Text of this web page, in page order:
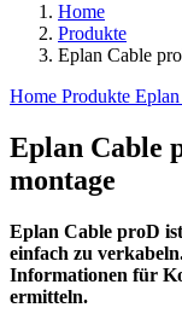
Home
Produkte
Eplan Cable
Home Produkte
Eplan Cable
montage
Eplan Cable proD
einfach zu
Informationen für
ermitteln.